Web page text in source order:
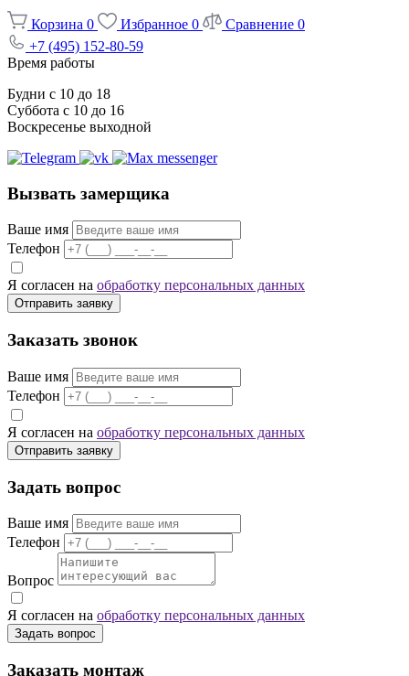
Корзина 0 Избранное 0 Сравнение 0
+7 (495) 152-80-59
Время работы
Будни с 10 до 18
Суббота с 10 до 16
Воскресенье выходной
Вызвать замерщика
Ваше имя
Телефон
Я согласен на обработку персональных данных
Отправить заявку
Заказать звонок
Ваше имя
Телефон
Я согласен на обработку персональных данных
Отправить заявку
Задать вопрос
Ваше имя
Телефон
Вопрос
Я согласен на обработку персональных данных
Задать вопрос
Заказать монтаж